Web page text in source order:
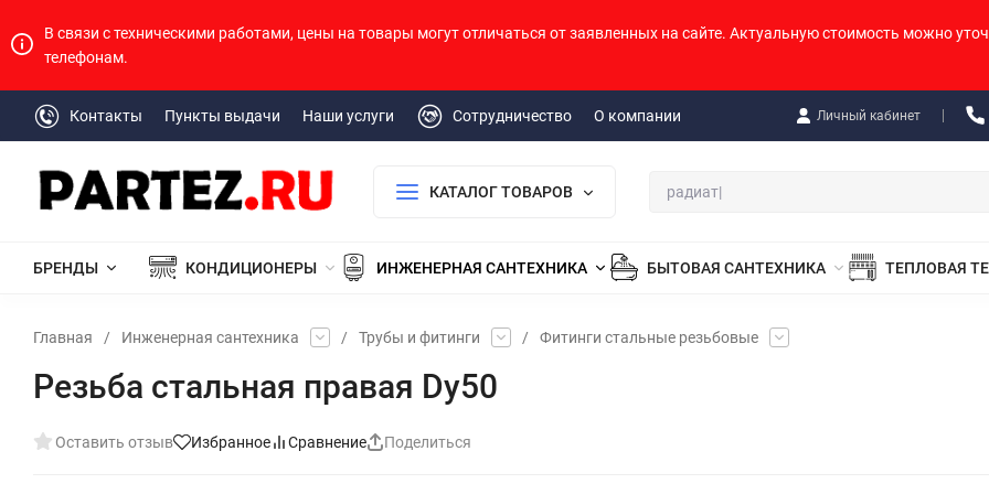
В связи с техническими работами, цены на товары могут отличаться от заявленных на сайте. Актуальную стоимость можно
телефонам.
Контакты Пункты выдачи Наши услуги Сотрудничество О компании Личный кабинет
КАТАЛОГ ТОВАРОВ
БРЕНДЫ КОНДИЦИОНЕРЫ ИНЖЕНЕРНАЯ САНТЕХНИКА БЫТОВАЯ САНТЕХНИКА ТЕПЛОВАЯ
Главная / Инженерная сантехника / Трубы и фитинги / Фитинги стальные резьбовые
Резьба стальная правая Dy50
Оставить отзыв Избранное Сравнение Поделиться